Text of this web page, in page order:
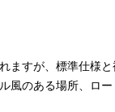
ますが、標準仕様
風のある場所、ロ